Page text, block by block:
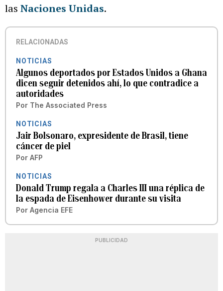
las Naciones Unidas.
RELACIONADAS
NOTICIAS
Algunos deportados por Estados Unidos a Ghana
dicen seguir detenidos ahí, lo que contradice a
autoridades
Por The Associated Press
NOTICIAS
Jair Bolsonaro, expresidente de Brasil, tiene
cáncer de piel
Por AFP
NOTICIAS
Donald Trump regala a Charles III una réplica de
la espada de Eisenhower durante su visita
Por Agencia EFE
PUBLICIDAD